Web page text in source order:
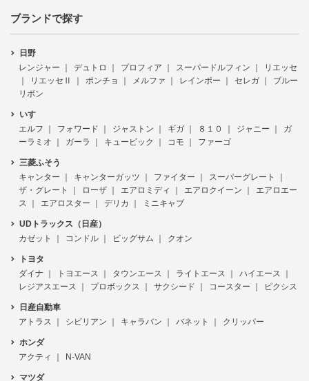
ブランドで探す
日野
レンジャー
デュトロ プロフィア スーパードルフィン
リエッセ
リエッセⅡ
ポンチョ メルファ レインボー セレガ
ブルー
リボン
いすゞ
エルフ
フォワード ジャストン ギガ ８１０ ジャニー
ガ
ーラミオ
ガーラ キュービック コモ ファーゴ
三菱ふそう
キャンター
キャンターガッツ ファイター
スーパーグレート
ザ・グレート
ローザ エアロミディ エアロクイーン
エアロエー
ス
エアロスター デリカ ミニキャブ
UDトラックス（日産）
カゼット
コンドル ビッグサム クオン
トヨタ
ダイナ
トヨエース タウンエース ライトエース
ハイエース
レジアスエース
プロボックス サクシード コースター ピクシス
日産自動車
アトラス
シビリアン キャラバン バネット クリッパー
ホンダ
アクティ
N-VAN
マツダ